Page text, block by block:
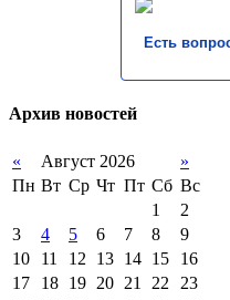
Есть
Архив новостей
« Август 2026
»
Пн Вт Ср Чт Пт Сб Вс
1
2
3
4 5 6 7 8
9
10
11 12 13 14 15
16
17
18 19 20 21 22
23